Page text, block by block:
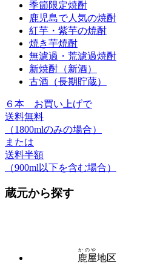
季節限定焼酎
鹿児島で人気の焼酎
紅芋・紫芋の焼酎
焼き芋焼酎
無濾過・荒濾過焼酎
新焼酎（新酒）
古酒（長期貯蔵）
６本 お買い上げで
送料無料
（1800mlのみの場合）
または
送料半額
（900ml以下を含む場合）
蔵元から探す
鹿屋
かのや
地区